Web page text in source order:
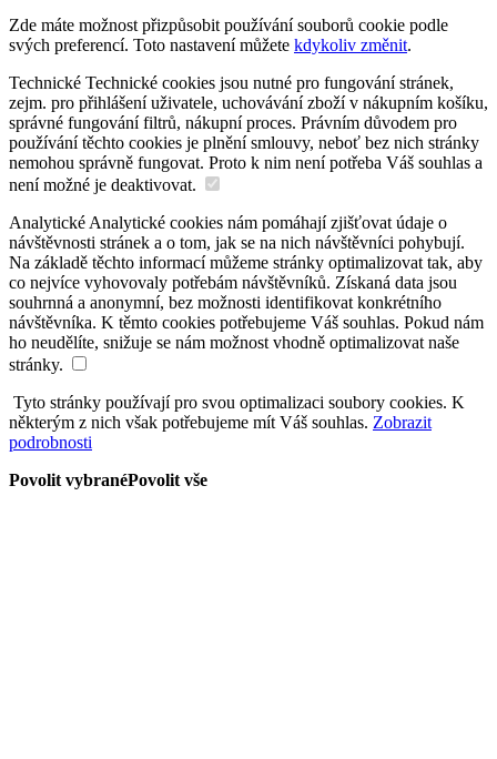
Zde máte možnost přizpůsobit používání souborů cookie podle
svých preferencí. Toto nastavení můžete kdykoliv změnit.
Technické Technické cookies jsou nutné pro fungování stránek,
zejm. pro přihlášení uživatele, uchovávání zboží v nákupním košíku,
správné fungování filtrů, nákupní proces. Právním důvodem pro
používání těchto cookies je plnění smlouvy, neboť bez nich stránky
nemohou správně fungovat. Proto k nim není potřeba Váš souhlas a
není možné je deaktivovat.
Analytické Analytické cookies nám pomáhají zjišťovat údaje o
návštěvnosti stránek a o tom, jak se na nich návštěvníci pohybují.
Na základě těchto informací můžeme stránky optimalizovat tak, aby
co nejvíce vyhovovaly potřebám návštěvníků. Získaná data jsou
souhrnná a anonymní, bez možnosti identifikovat konkrétního
návštěvníka. K těmto cookies potřebujeme Váš souhlas. Pokud nám
ho neudělíte, snižuje se nám možnost vhodně optimalizovat naše
stránky.
Tyto stránky používají pro svou optimalizaci soubory cookies. K
některým z nich však potřebujeme mít Váš souhlas. Zobrazit
podrobnosti
Povolit vybranéPovolit vše